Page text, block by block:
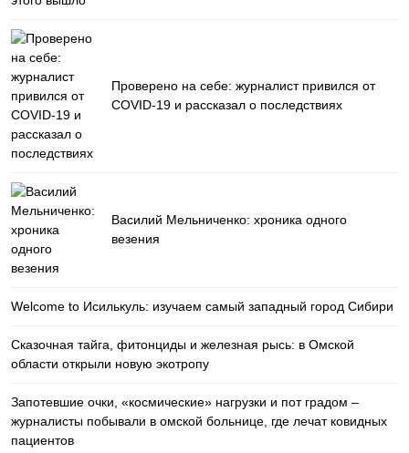
Проверено на себе: журналист привился от
COVID-19 и рассказал о последствиях
Василий Мельниченко: хроника одного
везения
Welcome to Исилькуль: изучаем самый западный город Сибири
Сказочная тайга, фитонциды и железная рысь: в Омской
области открыли новую экотропу
Запотевшие очки, «космические» нагрузки и пот градом –
журналисты побывали в омской больнице, где лечат ковидных
пациентов